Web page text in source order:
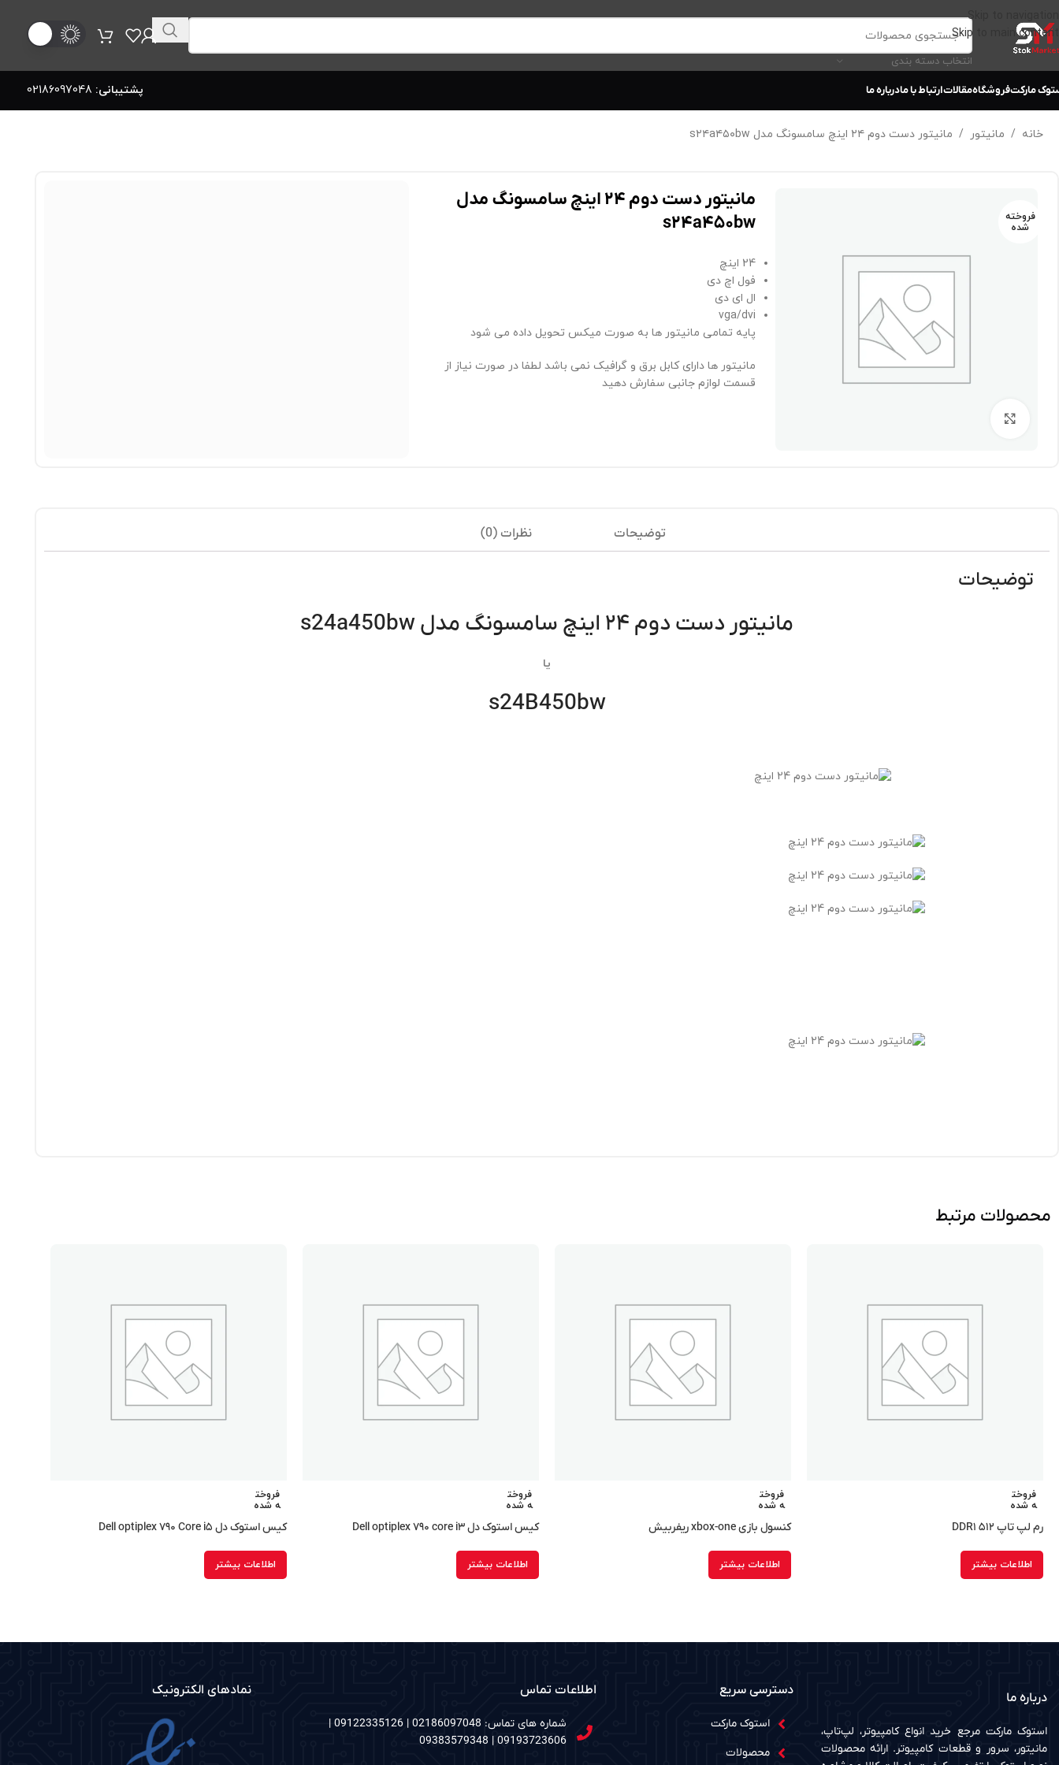
Skip to navigation
Skip to main content
انتخاب دسته بندی
مارکتفروشگاهمقالاتارتباط با مادرباره ما پشتیبانی: 02186097048
خانه / مانیتور / مانیتور دست دوم ۲۴ اینچ سامسونگ مدل s۲۴a۴۵۰bw
فروخته
شده
مانیتور دست دوم ۲۴ اینچ سامسونگ مدل
s۲۴a۴۵۰bw
24 اینچ
فول اچ دی
ال ای دی
vga/dvi
پایه تمامی مانیتور ها به صورت میکس تحویل داده می شود
مانیتور ها دارای کابل برق و گرافیک نمی باشد لطفا در صورت نیاز از
قسمت لوازم جانبی سفارش دهید
توضیحات نظرات (0)
توضیحات
مانیتور دست دوم ۲۴ اینچ سامسونگ مدل s24a450bw
یا
s24B450bw
محصولات مرتبط
فروخت
ه شده
رم لپ تاپ ۵۱۲ DDR۱
اطلاعات بیشتر
فروخت
ه شده
کنسول بازی xbox-one ریفربیش
اطلاعات بیشتر
فروخت
ه شده
کیس استوک دل Dell optiplex ۷۹۰ core i۳
اطلاعات بیشتر
فروخت
ه شده
کیس استوک دل Dell optiplex ۷۹۰ Core i۵
اطلاعات بیشتر
درباره ما
استوک مارکت مرجع خرید انواع کامپیوتر، لپ‌تاپ،
مانیتور، سرور و قطعات کامپیوتر. ارائه محصولات
دسترسی سریع
استوک مارکت
محصولات
اطلاعات تماس
شماره های تماس: 02186097048 | 09122335126 |
09193723606 | 09383579348
نمادهای الکترونیک